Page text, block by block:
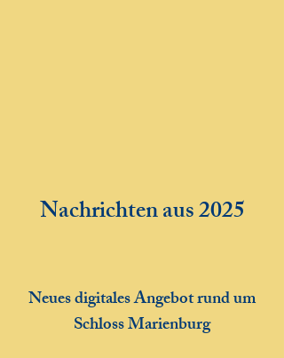
Nachrichten aus 2025
Neues digitales Angebot rund um
Schloss Marienburg